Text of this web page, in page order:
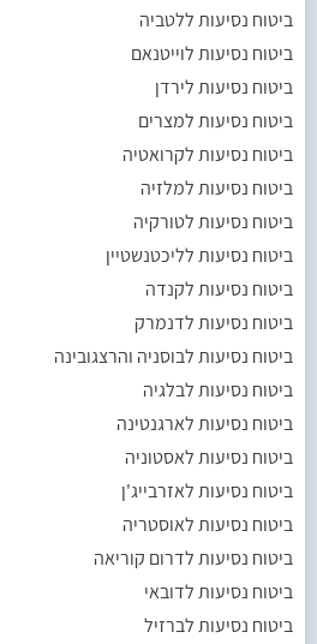
ביטוח נסיעות ללטביה
ביטוח נסיעות לוייטנאם
ביטוח נסיעות לירדן
ביטוח נסיעות למצרים
ביטוח נסיעות לקרואטיה
ביטוח נסיעות למלזיה
ביטוח נסיעות לטורקיה
ביטוח נסיעות לליכטנשטיין
ביטוח נסיעות לקנדה
ביטוח נסיעות לדנמרק
ביטוח נסיעות לבוסניה והרצגובינה
ביטוח נסיעות לבלגיה
ביטוח נסיעות לארגנטינה
ביטוח נסיעות לאסטוניה
ביטוח נסיעות לאזרבייג'ן
ביטוח נסיעות לאוסטריה
ביטוח נסיעות לדרום קוריאה
ביטוח נסיעות לדובאי
ביטוח נסיעות לברזיל